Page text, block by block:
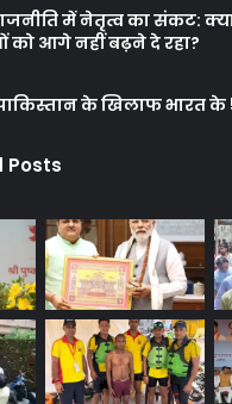
में नेतृत्व का संकट:
को आगे नहीं बढ़ने दे रहा?
के खिलाफ भारत
Posts